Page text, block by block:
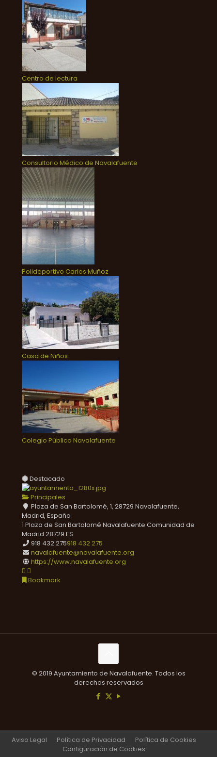
Centro de lectura
Consultorio Médico de Navalafuente
Polideportivo Carlos Muñoz
Casa de Niños
Colegio Público Navalafuente
Destacado
Principales
Plaza de San Bartolomé, 1, 28729 Navalafuente,
Madrid, España
1 Plaza de San Bartolomé Navalafuente Comunidad de
Madrid 28729 ES
918 432 275918 432 275
navalafuente@navalafuente.org
https://www.navalafuente.org
Bookmark
© 2019 Ayuntamiento de Navalafuente. Todos los
derechos reservados
Aviso Legal Política de Privacidad
Política de Cookies
Configuración de Cookies